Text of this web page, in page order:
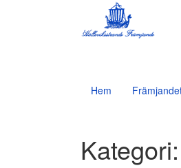
Hem
Kategori: